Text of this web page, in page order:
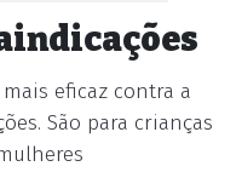
eficaz contra a
São para crianças